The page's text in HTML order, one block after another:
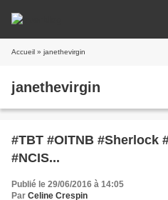
Accueil » janethevirgin
janethevirgin
#TBT #OITNB #Sherlock
#NCIS...
Publié le 29/06/2016 à 14:05
Par Celine Crespin